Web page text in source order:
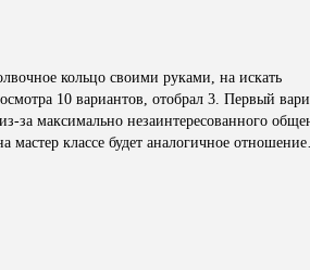
кольцо своими руками, на искать
10 вариантов, отобрал 3. Первый
за максимально незаинтересованного
мастер классе будет аналогичное